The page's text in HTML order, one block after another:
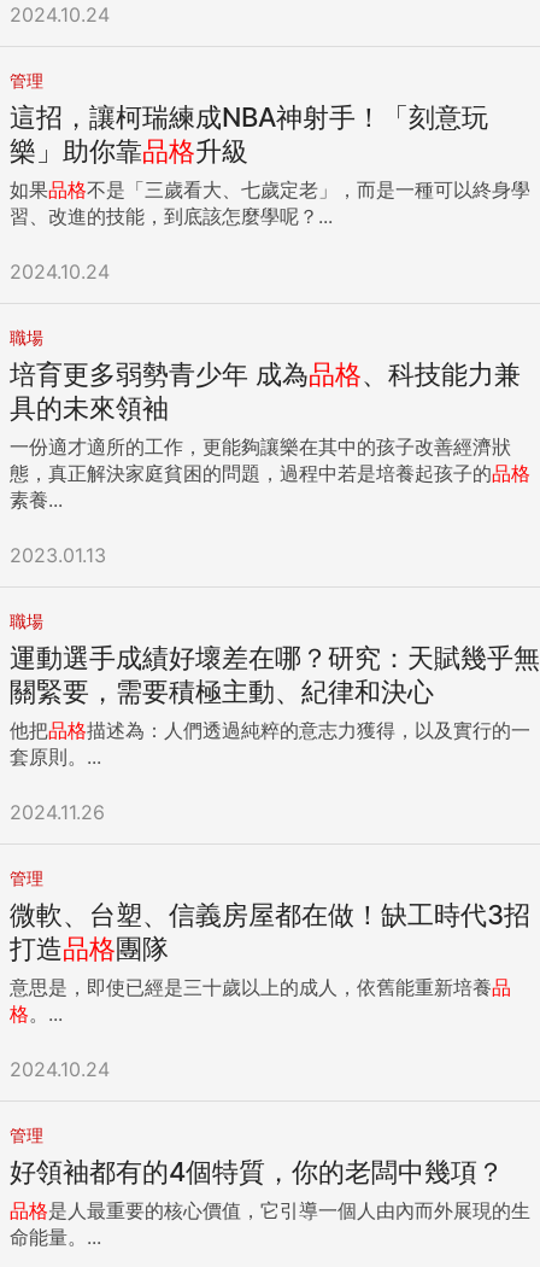
2024.10.24
管理
這招，讓柯瑞練成NBA神射手！「刻意玩
樂」助你靠品格升級
如果品格不是「三歲看大、七歲定老」，而是一種可以終身學
習、改進的技能，到底該怎麼學呢？...
2024.10.24
職場
培育更多弱勢青少年 成為品格、科技能力兼
具的未來領袖
一份適才適所的工作，更能夠讓樂在其中的孩子改善經濟狀
態，真正解決家庭貧困的問題，過程中若是培養起孩子的品格
素養...
2023.01.13
職場
運動選手成績好壞差在哪？研究：天賦幾乎無
關緊要，需要積極主動、紀律和決心
他把品格描述為：人們透過純粹的意志力獲得，以及實行的一
套原則。...
2024.11.26
管理
微軟、台塑、信義房屋都在做！缺工時代3招
打造品格團隊
意思是，即使已經是三十歲以上的成人，依舊能重新培養品
格。...
2024.10.24
管理
好領袖都有的4個特質，你的老闆中幾項？
品格是人最重要的核心價值，它引導一個人由內而外展現的生
命能量。...